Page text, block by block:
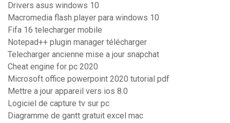
Drivers asus windows 10
Macromedia flash player para windows 10
Fifa 16 telecharger mobile
Notepad++ plugin manager télécharger
Telecharger ancienne mise a jour snapchat
Cheat engine for pc 2020
Microsoft office powerpoint 2020 tutorial pdf
Mettre a jour appareil vers ios 8.0
Logiciel de capture tv sur pc
Diagramme de gantt gratuit excel mac